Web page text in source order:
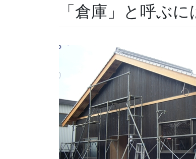
「倉庫」と呼ぶ